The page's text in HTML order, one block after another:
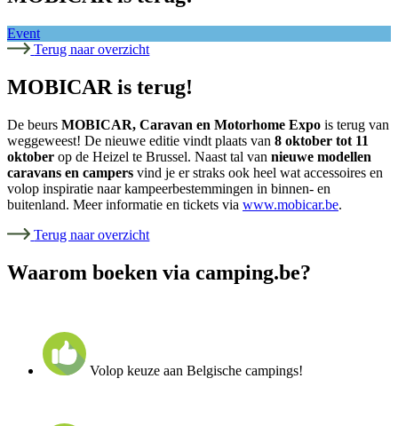
Event
Terug naar overzicht
MOBICAR is terug!
De beurs MOBICAR, Caravan en Motorhome Expo is terug van
weggeweest! De nieuwe editie vindt plaats van 8 oktober tot 11
oktober op de Heizel te Brussel. Naast tal van nieuwe modellen
caravans en campers vind je er straks ook heel wat accessoires en
volop inspiratie naar kampeerbestemmingen in binnen- en
buitenland. Meer informatie en tickets via www.mobicar.be.
Terug naar overzicht
Waarom boeken via camping.be?
Volop keuze aan Belgische campings!